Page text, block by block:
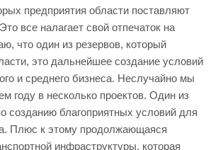
предприятия области поставляют
все налагает свой отпечаток на
что один из резервов, который
это дальнейшее создание условий
и среднего бизнеса. Неслучайно мы
году в несколько проектов. Один из
созданию благоприятных условий для
Плюс к этому продолжающаяся
инфраструктуры, которая